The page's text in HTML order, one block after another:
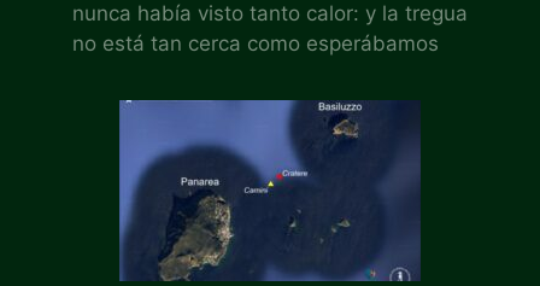
nunca había visto tanto calor: y la tregua
no está tan cerca como esperábamos